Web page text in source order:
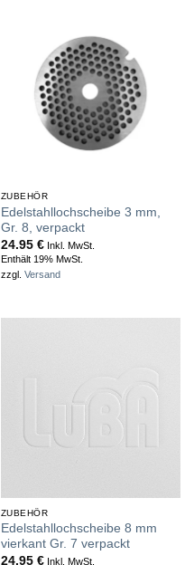
ZUBEHÖR
Edelstahllochscheibe 3 mm,
Gr. 8, verpackt
24.95 €Inkl. MwSt.
Enthält 19% MwSt.
zzgl. Versand
ZUBEHÖR
Edelstahllochscheibe 8 mm
vierkant Gr. 7 verpackt
24.95 €Inkl. MwSt.